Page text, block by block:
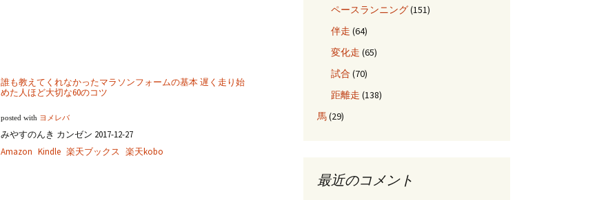
誰も教えてくれなかったマラソンフォームの基本 遅く走り始
めた人ほど大切な60のコツ
posted with ヨメレバ
みやすのんき カンゼン 2017-12-27
Amazon Kindle 楽天ブックス 楽天kobo
ペースランニング(151)
伴走 (64)
変化走 (65)
試合 (70)
距離走 (138)
馬(29)
最近のコメント